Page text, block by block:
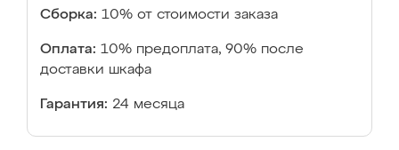
Сборка: 10% от стоимости заказа
Оплата: 10% предоплата, 90% после
доставки шкафа
Гарантия: 24 месяца